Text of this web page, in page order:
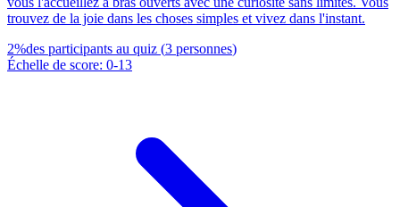
trouvez de la joie dans les choses simples et vivez dans l'instant.
2%des participants au quiz (3 personnes)
Échelle de score: 0-13